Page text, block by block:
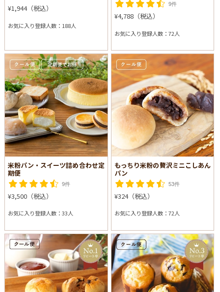
¥1,944（税込）
お気に入り登録人数：188人
9件
¥4,788（税込）
お気に入り登録人数：72人
米粉パン・スイーツ詰め合わせ定
期便
9件
¥3,500（税込）
お気に入り登録人数：33人
もっちり米粉の贅沢ミニこしあん
パン
53件
¥324（税込）
お気に入り登録人数：72人